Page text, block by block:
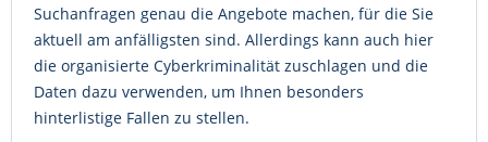
Suchanfragen genau die Angebote machen, für die Sie
aktuell am anfälligsten sind. Allerdings kann auch hier
die organisierte Cyberkriminalität zuschlagen und die
Daten dazu verwenden, um Ihnen besonders
hinterlistige Fallen zu stellen.